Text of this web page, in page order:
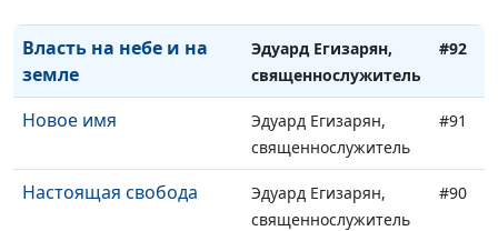
Власть на небе и на
земле
Эдуард Егизарян,
священнослужитель
#92
Новое имя
Эдуард Егизарян,
священнослужитель
#91
Настоящая свобода
Эдуард Егизарян,
священнослужитель
#90